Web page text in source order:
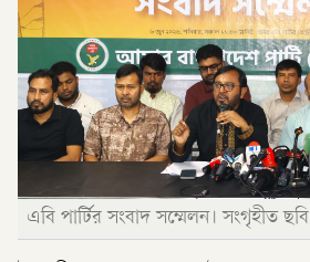
এবি পার্টির সংবাদ সম্মেলন। সংগৃহীত ছবি